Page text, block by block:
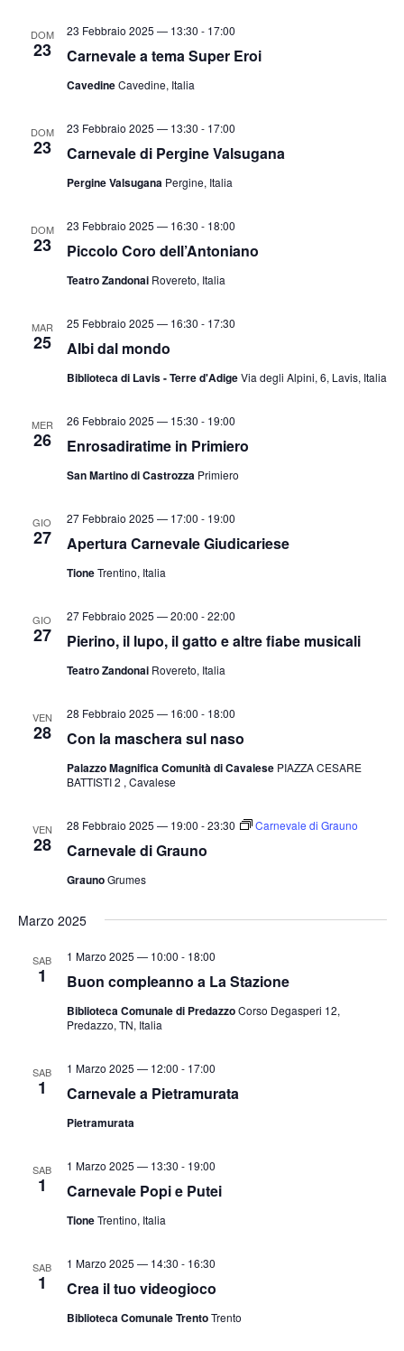
DOM
23 Carnevale a tema Super Eroi
23 Febbraio 2025 — 13:30 - 17:00
CavedineCavedine, Italia
DOM
23 Carnevale di Pergine Valsugana
23 Febbraio 2025 — 13:30 - 17:00
Pergine Valsugana Pergine, Italia
DOM
23 Piccolo Coro dell’Antoniano
23 Febbraio 2025 — 16:30 - 18:00
Teatro Zandonai Rovereto, Italia
MAR
25 Albi dal mondo
25 Febbraio 2025 — 16:30 - 17:30
Biblioteca di Lavis - Terre d'AdigeVia degli Alpini, 6, Lavis, Italia
MER
26 Enrosadiratime in Primiero
26 Febbraio 2025 — 15:30 - 19:00
San Martino di Castrozza Primiero
GIO
27 Apertura Carnevale Giudicariese
27 Febbraio 2025 — 17:00 - 19:00
TioneTrentino, Italia
GIO
27 Pierino, il lupo, il gatto e altre fiabe musicali
27 Febbraio 2025 — 20:00 -22:00
Teatro Zandonai Rovereto, Italia
VEN
28 Con la maschera sul naso
28 Febbraio 2025 — 16:00 - 18:00
Palazzo Magnifica Comunità di Cavalese PIAZZA CESARE
BATTISTI 2 , Cavalese
VEN
28 Carnevale di Grauno
28 Febbraio 2025 — 19:00 -23:30 Carnevale di Grauno
GraunoGrumes
Marzo 2025
SAB
1 Buon compleanno a La Stazione
1 Marzo 2025 — 10:00 - 18:00
Biblioteca Comunale di PredazzoCorso Degasperi 12,
Predazzo, TN, Italia
SAB
1 Carnevale a Pietramurata
1 Marzo 2025 — 12:00 - 17:00
Pietramurata
SAB
1 Carnevale Popi e Putei
1 Marzo 2025 — 13:30 - 19:00
TioneTrentino, Italia
SAB
1 Crea il tuo videogioco
1 Marzo 2025 — 14:30 - 16:30
Biblioteca Comunale TrentoTrento